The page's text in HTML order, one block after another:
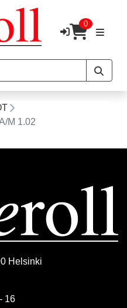
0
M 1.02
Helsinki
16